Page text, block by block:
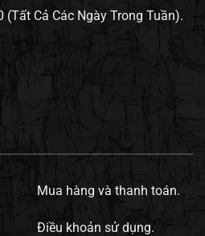
Cả Các Ngày Trong Tuần).
Mua hàng và thanh toán.
Điều khoản sử dụng.